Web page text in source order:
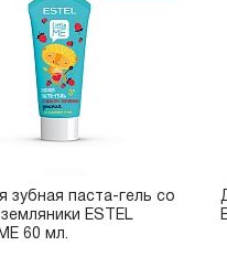
зубная паста-гель со
ESTEL
60 мл.